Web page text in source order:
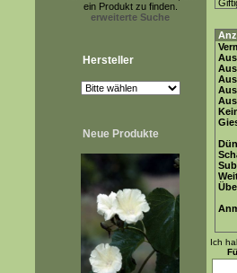
ein Produkt zu finden.
erweiterte Suche
Hersteller
Neue Produkte
Ich